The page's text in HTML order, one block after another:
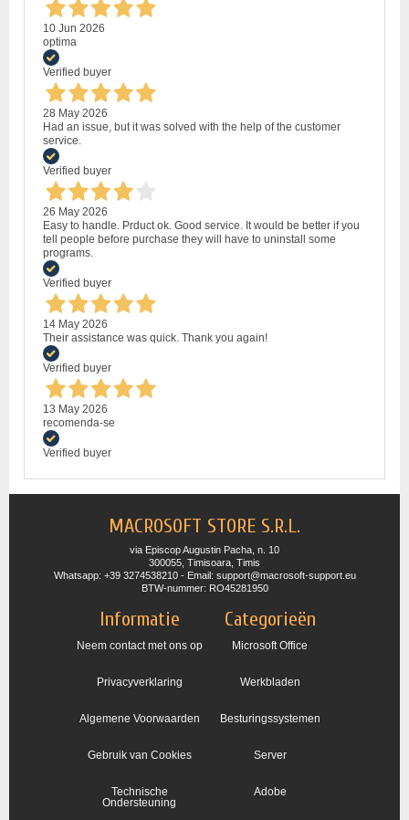
10 Jun 2026
optima
Verified buyer
28 May 2026
Had an issue, but it was solved with the help of the customer
service.
Verified buyer
26 May 2026
Easy to handle. Prduct ok. Good service. It would be better if you
tell people before purchase they will have to uninstall some
programs.
Verified buyer
14 May 2026
Their assistance was quick. Thank you again!
Verified buyer
13 May 2026
recomenda-se
Verified buyer
MACROSOFT STORE S.R.L.
via Episcop Augustin Pacha, n. 10
300055, Timisoara, Timis
Whatsapp: +39 3274538210 - Email: support@macrosoft-support.eu
BTW-nummer: RO45281950
Informatie
Neem contact met ons op
Privacyverklaring
Algemene Voorwaarden
Gebruik van Cookies
Technische
Ondersteuning
Categorieën
Microsoft Office
Werkbladen
Besturingssystemen
Server
Adobe